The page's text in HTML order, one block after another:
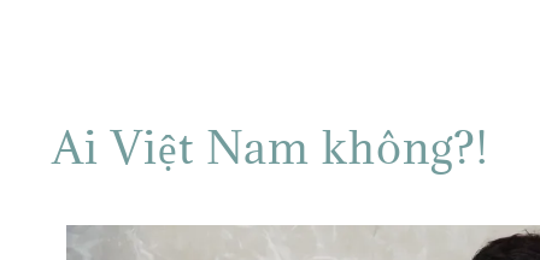
Ai Việt Nam không?!